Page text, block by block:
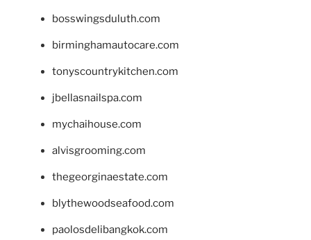
bosswingsduluth.com
birminghamautocare.com
tonyscountrykitchen.com
jbellasnailspa.com
mychaihouse.com
alvisgrooming.com
thegeorginaestate.com
blythewoodseafood.com
paolosdelibangkok.com